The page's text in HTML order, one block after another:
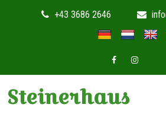
+43 3686 2646
Steinerhaus